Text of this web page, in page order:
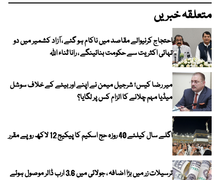
متعلقہ خبریں
احتجاج کرنیوالے مقاصد میں ناکام ہو گئے ، آزاد کشمیر میں دو
تہائی اکثریت سے حکومت بنائینگے ، رانا ثناء اللہ
میر رضا کیس؛ شرجیل میمن نے اپنے اور بیٹے کے خلاف سوشل
میڈیا مہم چلانے کا الزام کس پر لگایا؟
اگلے سال کیلئے 40 روزہ حج اسکیم کا پیکیج 12 لاکھ روپے مقرر
ترسیلات زر میں بڑا اضافہ ، جولائی میں 3.6 ارب ڈالر موصول ہوئے